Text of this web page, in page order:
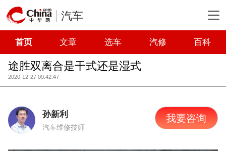
汽车
首页 文章 选车 汽修 百科
途胜双离合是干式还是湿式
2020-12-27 00:42:47
孙新利
汽车维修技师
我要咨询